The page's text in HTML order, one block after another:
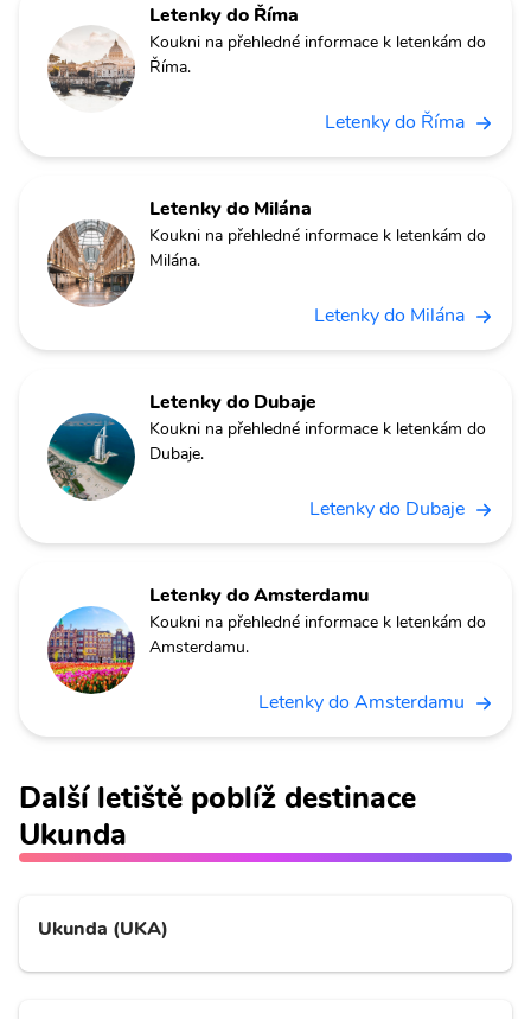
Letenky do Říma
Koukni na přehledné informace k letenkám do
Říma.
Letenky do Říma
Letenky do Milána
Koukni na přehledné informace k letenkám do
Milána.
Letenky do Milána
Letenky do Dubaje
Koukni na přehledné informace k letenkám do
Dubaje.
Letenky do Dubaje
Letenky do Amsterdamu
Koukni na přehledné informace k letenkám do
Amsterdamu.
Letenky do Amsterdamu
Další letiště poblíž destinace
Ukunda
Ukunda (UKA)